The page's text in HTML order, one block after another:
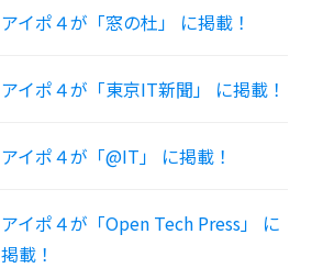
アイポ４が「窓の杜」 に掲載！
アイポ４が「東京IT新聞」 に掲載！
アイポ４が「@IT」 に掲載！
アイポ４が「Open Tech Press」 に
掲載！